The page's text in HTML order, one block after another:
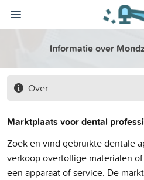
Informatie over
Over
Marktplaats voor dental
Zoek en vind gebruikte dentale
verkoop overtollige materialen
een apparaat of service. De